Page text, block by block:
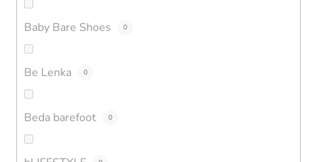
Baby Bare Shoes 0
Be Lenka 0
Beda barefoot 0